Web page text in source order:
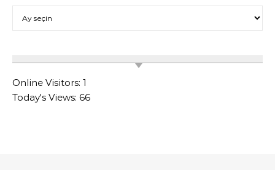
Online Visitors: 1
Today's Views: 66